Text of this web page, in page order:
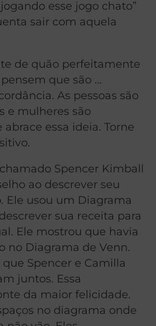
esse jogo chato”
sair com aquela
de quão perfeitamente
que são …
As pessoas são
e mulheres são
essa ideia. Torne
Spencer Kimball
ao descrever seu
Ele usou um Diagrama
sua receita para
Ele mostrou que havia
no Diagrama de Venn.
que Spencer e Camilla
juntos. Essa
da maior felicidade.
no diagrama onde